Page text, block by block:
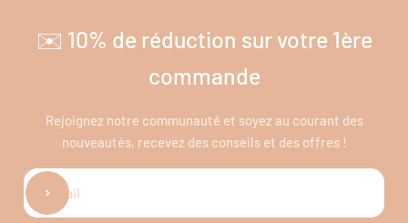
✉️ 10% de réduction sur votre 1ère
commande
Rejoignez notre communauté et soyez au courant des
nouveautés, recevez des conseils et des offres !
E-mail
S'inscrire